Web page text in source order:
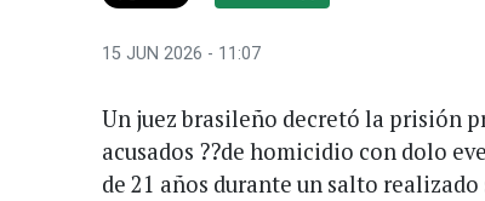
15 JUN 2026 - 11:07
Un juez brasileño decretó la prisión
acusados ??de homicidio con dolo
de 21 años durante un salto